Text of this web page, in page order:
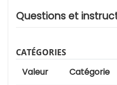
Questions et
CATÉGORIES
Valeur Catégorie